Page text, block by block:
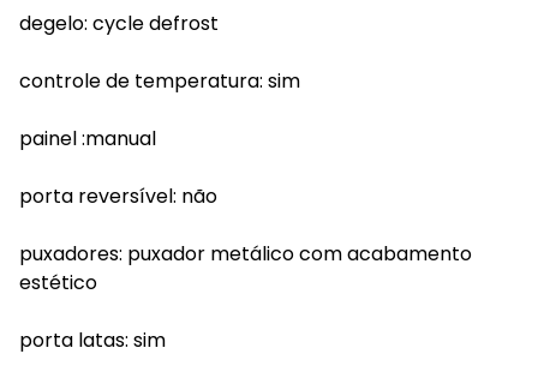
degelo: cycle defrost
controle de temperatura: sim
painel :manual
porta reversível: não
puxadores: puxador metálico com acabamento
estético
porta latas: sim